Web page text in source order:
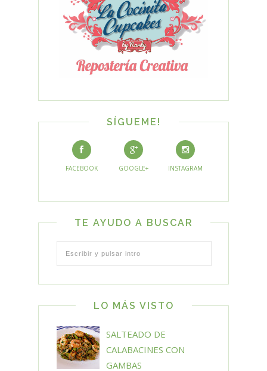
SÍGUEME!
FACEBOOK GOOGLE+ INSTAGRAM
TE AYUDO A BUSCAR
LO MÁS VISTO
SALTEADO DE
CALABACINES CON
GAMBAS